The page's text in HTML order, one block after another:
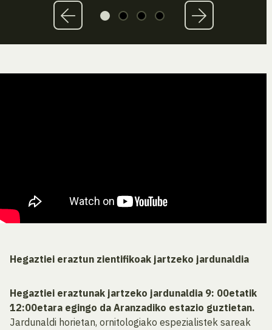
Hegaztiei eraztun zientifikoak jartzeko jardunaldia
Hegaztiei eraztunak jartzeko jardunaldia 9: 00etatik
12:00etara egingo da Aranzadiko estazio guztietan.
Jardunaldi horietan, ornitologiako espezialistek sareak